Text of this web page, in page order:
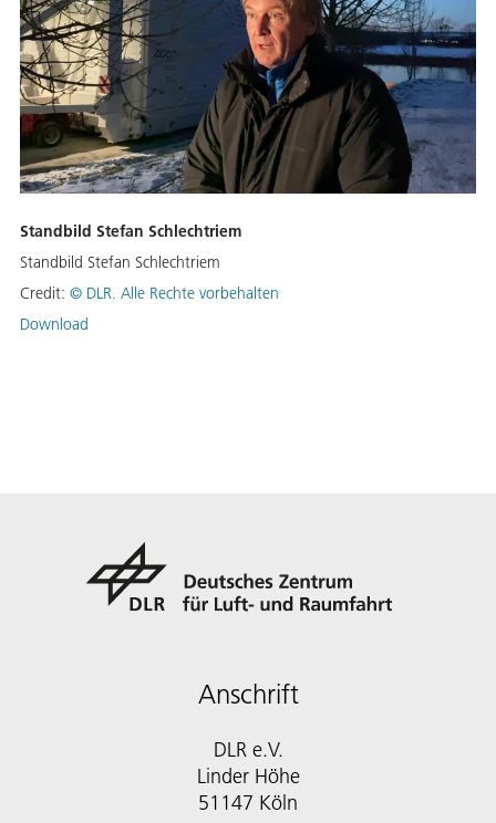
Standbild Stefan Schlechtriem
Standbild Stefan Schlechtriem
Credit: © DLR. Alle Rechte vorbehalten
Download
Anschrift
DLR e.V.
Linder Höhe
51147 Köln